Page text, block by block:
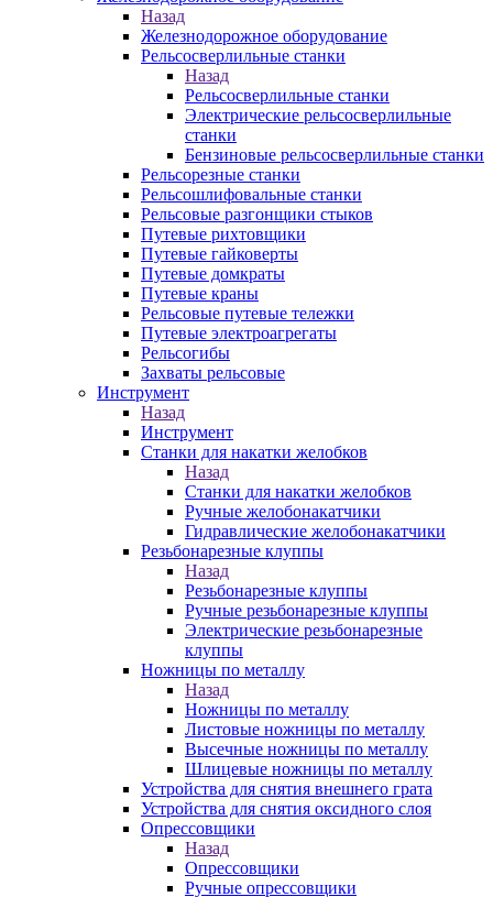
Назад
Железнодорожное оборудование
Рельсосверлильные станки
Назад
Рельсосверлильные станки
Электрические рельсосверлильные
станки
Бензиновые рельсосверлильные станки
Рельсорезные станки
Рельсошлифовальные станки
Рельсовые разгонщики стыков
Путевые рихтовщики
Путевые гайковерты
Путевые домкраты
Путевые краны
Рельсовые путевые тележки
Путевые электроагрегаты
Рельсогибы
Захваты рельсовые
Инструмент
Назад
Инструмент
Станки для накатки желобков
Назад
Станки для накатки желобков
Ручные желобонакатчики
Гидравлические желобонакатчики
Резьбонарезные клуппы
Назад
Резьбонарезные клуппы
Ручные резьбонарезные клуппы
Электрические резьбонарезные
клуппы
Ножницы по металлу
Назад
Ножницы по металлу
Листовые ножницы по металлу
Высечные ножницы по металлу
Шлицевые ножницы по металлу
Устройства для снятия внешнего грата
Устройства для снятия оксидного слоя
Опрессовщики
Назад
Опрессовщики
Ручные опрессовщики